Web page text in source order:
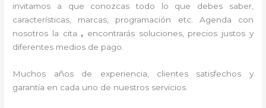
invitamos a que conozcas todo lo que debes saber,
características, marcas, programación etc. Agenda con
nosotros la cita , encontrarás soluciones, precios justos y
diferentes medios de pago.
Muchos años de experiencia, clientes satisfechos y
garantía en cada uno de nuestros servicios.